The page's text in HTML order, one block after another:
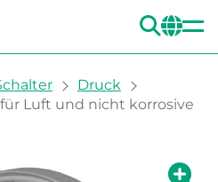
Druck
Luft und nicht korrosive
Zeige